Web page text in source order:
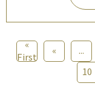
«
First
« ...
10